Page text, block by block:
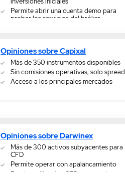
Permite abrir una cuenta demo para
probar los servicios del bróker
Opiniones sobre Capixal
Más de 350 instrumentos disponibles
Sin comisiones operativas, solo spread
Acceso a los principales mercados
Opiniones sobre Darwinex
Más de 300 activos subyacentes para
CFD
Permite operar con apalancamiento
Puedes utilizar los CFD como cobertura